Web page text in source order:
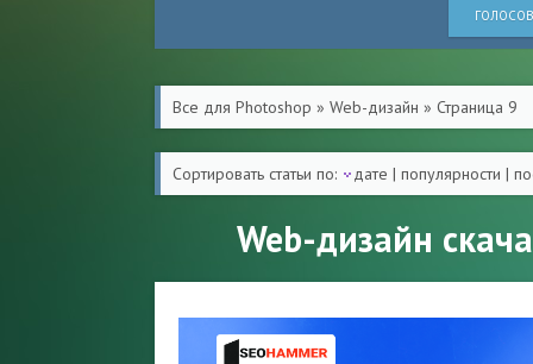
Все для Photoshop » Web-дизайн » Страница 9
Сортировать статьи по: дате | популярности |
Web-дизайн